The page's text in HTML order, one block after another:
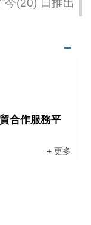
合作服務平
+ 更多